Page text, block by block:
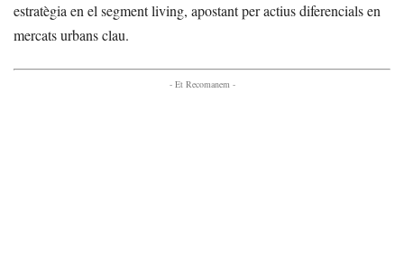
estratègia en el segment living, apostant per actius diferencials en
mercats urbans clau.
- Et Recomanem -